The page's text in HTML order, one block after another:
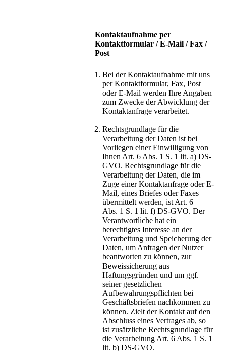
Kontaktaufnahme per
Kontaktformular / E-Mail / Fax /
Post
Bei der Kontaktaufnahme mit uns
per Kontaktformular, Fax, Post
oder E-Mail werden Ihre Angaben
zum Zwecke der Abwicklung der
Kontaktanfrage verarbeitet.
Rechtsgrundlage für die
Verarbeitung der Daten ist bei
Vorliegen einer Einwilligung von
Ihnen Art. 6 Abs. 1 S. 1 lit. a) DS-
GVO. Rechtsgrundlage für die
Verarbeitung der Daten, die im
Zuge einer Kontaktanfrage oder E-
Mail, eines Briefes oder Faxes
übermittelt werden, ist Art. 6
Abs. 1 S. 1 lit. f) DS-GVO. Der
Verantwortliche hat ein
berechtigtes Interesse an der
Verarbeitung und Speicherung der
Daten, um Anfragen der Nutzer
beantworten zu können, zur
Beweissicherung aus
Haftungsgründen und um ggf.
seiner gesetzlichen
Aufbewahrungspflichten bei
Geschäftsbriefen nachkommen zu
können. Zielt der Kontakt auf den
Abschluss eines Vertrages ab, so
ist zusätzliche Rechtsgrundlage für
die Verarbeitung Art. 6 Abs. 1 S. 1
lit. b) DS-GVO.